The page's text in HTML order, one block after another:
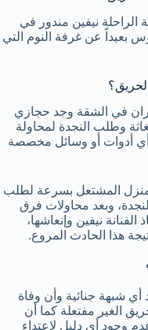
الراحلة نيفين مندور في
بعيداً عن غرفة النوم التي
في الشقة وجد حجازي
وطلب النجدة لمحاولة
أي أدوات أو وسائل مخصصة
المشتعل بسرعة لطلب
وبعد محاولات فرق
الفنانة نيفين وإنعاشها،
هذا الحادث المروع.
شبهة جنائية وأن وفاة
الغير مفتعلة كما أن
وجود أي دليل لاعتداء